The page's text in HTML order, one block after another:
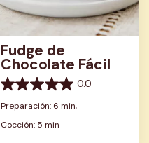
Fudge de
Chocolate Fácil
0.0
0.0
de
estrellas.
Preparación: 6 min,
Cocción: 5 min